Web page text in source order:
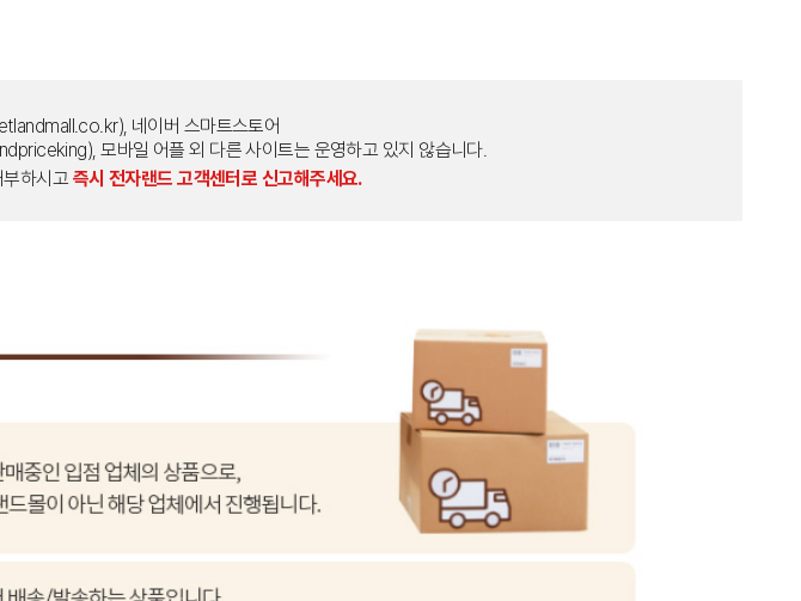
네이버 스마트스토어
모바일 어플 외 다른 사이트는 운영하고 있지 않습니다.
하시고 즉시 전자랜드 고객센터로 신고해주세요.